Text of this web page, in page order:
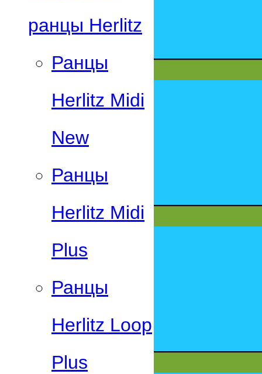
ранцы Herlitz
Ранцы
Herlitz Midi
New
Ранцы
Herlitz Midi
Plus
Ранцы
Herlitz Loop
Plus